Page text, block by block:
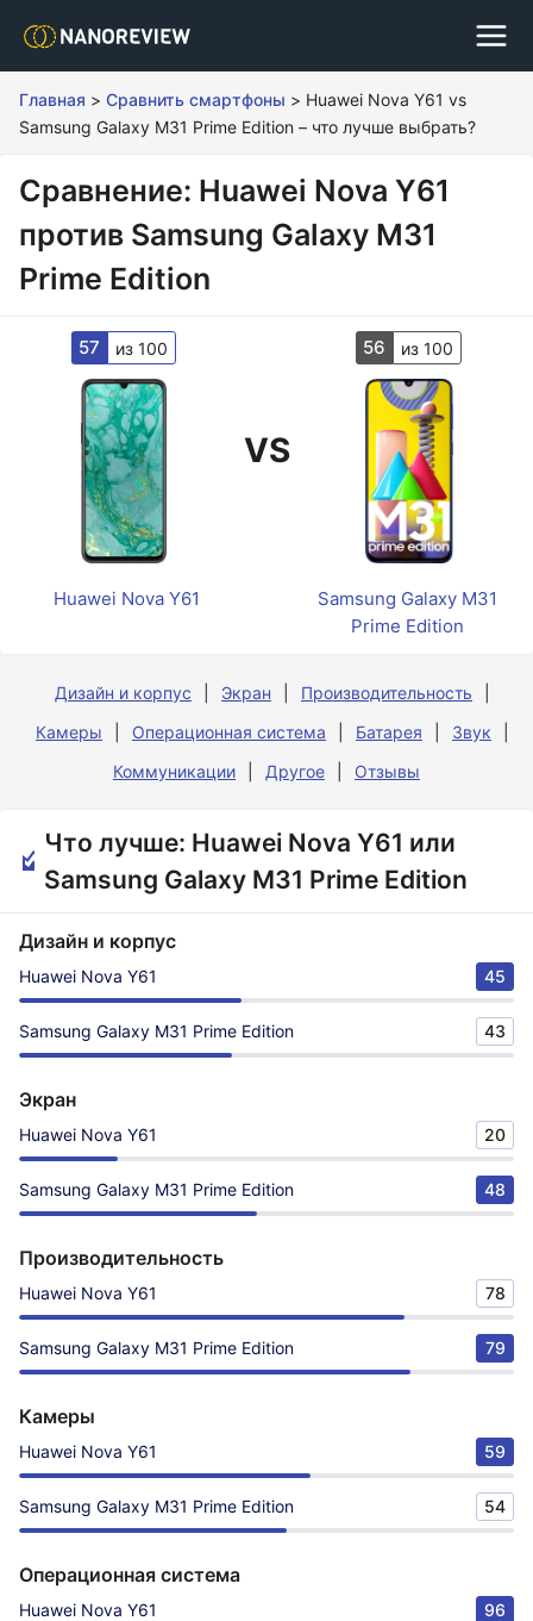
Главная > Сравнить смартфоны > Huawei Nova Y61 vs
Samsung Galaxy M31 Prime Edition – что лучше выбрать?
Сравнение: Huawei Nova Y61
против Samsung Galaxy M31
Prime Edition
57 из 100
VS
56 из 100
Huawei Nova Y61
Samsung Galaxy M31
Prime Edition
Дизайн и корпус Экран
Производительность
Камеры
Операционная система Батарея
Звук
Коммуникации
Другое Отзывы
Что лучше: Huawei Nova Y61 или
Samsung Galaxy M31 Prime Edition
Дизайн и корпус
Huawei Nova Y61 45
Samsung Galaxy M31 Prime Edition 43
Экран
Huawei Nova Y61 20
Samsung Galaxy M31 Prime Edition 48
Производительность
Huawei Nova Y61 78
Samsung Galaxy M31 Prime Edition 79
Камеры
Huawei Nova Y61 59
Samsung Galaxy M31 Prime Edition 54
Операционная система
Huawei Nova Y61 96